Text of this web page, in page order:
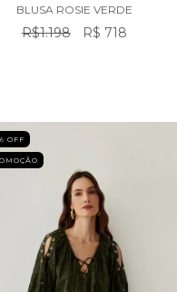
BLUSA ROSIE VERDE
R$1.198 R$ 718
OFF